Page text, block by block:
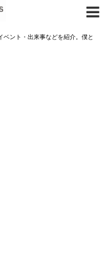
ント・出来事などを紹介。僕と